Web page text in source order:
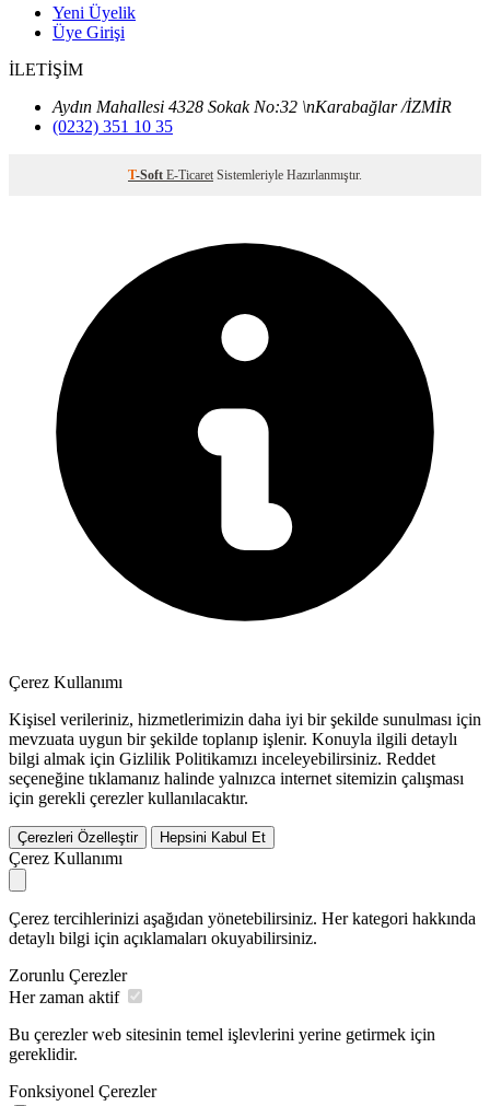
Yeni Üyelik
Üye Girişi
İLETİŞİM
Aydın Mahallesi 4328 Sokak No:32 \nKarabağlar /İZMİR
(0232) 351 10 35
T-Soft E-Ticaret Sistemleriyle Hazırlanmıştır.
Çerez Kullanımı
Kişisel verileriniz, hizmetlerimizin daha iyi bir şekilde sunulması için
mevzuata uygun bir şekilde toplanıp işlenir. Konuyla ilgili detaylı
bilgi almak için Gizlilik Politikamızı inceleyebilirsiniz. Reddet
seçeneğine tıklamanız halinde yalnızca internet sitemizin çalışması
için gerekli çerezler kullanılacaktır.
Çerezleri Özelleştir Hepsini Kabul Et
Çerez Kullanımı
Çerez tercihlerinizi aşağıdan yönetebilirsiniz. Her kategori hakkında
detaylı bilgi için açıklamaları okuyabilirsiniz.
Zorunlu Çerezler
Her zaman aktif
Bu çerezler web sitesinin temel işlevlerini yerine getirmek için
gereklidir.
Fonksiyonel Çerezler